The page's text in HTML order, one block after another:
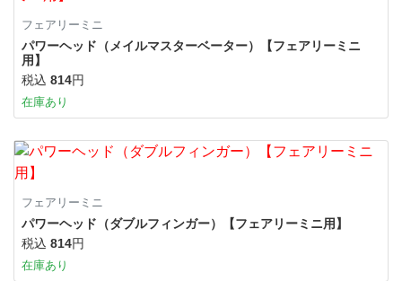
フェアリーミニ
パワーヘッド（メイルマスターベーター）【フェアリーミニ
用】
税込 814円
在庫あり
フェアリーミニ
パワーヘッド（ダブルフィンガー）【フェアリーミニ用】
税込 814円
在庫あり